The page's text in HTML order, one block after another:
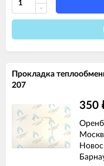
Прокладка
207
350